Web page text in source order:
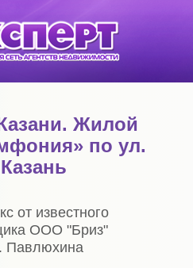
Жилой
по ул.
от известного
ООО "Бриз"
Павлюхина